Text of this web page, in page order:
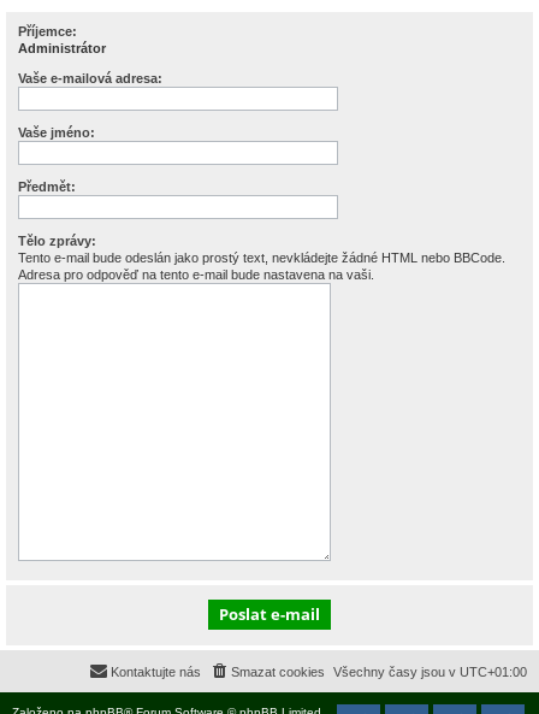
Příjemce:
Administrátor
Vaše e-mailová adresa:
Vaše jméno:
Předmět:
Tělo zprávy:
Tento e-mail bude odeslán jako prostý text, nevkládejte žádné HTML nebo BBCode.
Adresa pro odpověď na tento e-mail bude nastavena na vaši.
Všechny časy jsou v UTC+01:00
Smazat cookies
Kontaktujte nás